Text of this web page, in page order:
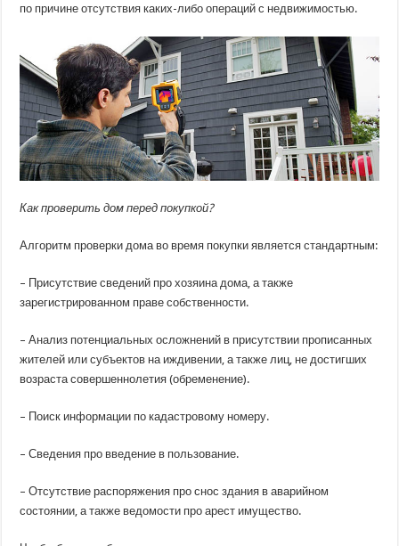
по причине отсутствия каких-либо операций с недвижимостью.
Как проверить дом перед покупкой?
Алгоритм проверки дома во время покупки является стандартным:
– Присутствие сведений про хозяина дома, а также
зарегистрированном праве собственности.
– Анализ потенциальных осложнений в присутствии прописанных
жителей или субъектов на иждивении, а также лиц, не достигших
возраста совершеннолетия (обременение).
– Поиск информации по кадастровому номеру.
– Сведения про введение в пользование.
– Отсутствие распоряжения про снос здания в аварийном
состоянии, а также ведомости про арест имущество.